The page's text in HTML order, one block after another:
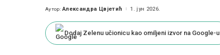
Posted
Аутор: Александра Цвјетић 1. јун 2026.
Dodaj Zelenu učionicu kao omiljeni izvor na Google-u